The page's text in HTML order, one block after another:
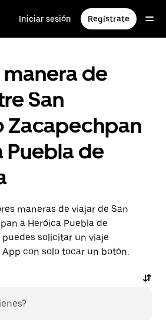
Iniciar sesión Regístrate
de
San
Zacapechpan
Puebla de
maneras de viajar de San
a Heróica Puebla de
puedes solicitar un viaje
con solo tocar un botón.